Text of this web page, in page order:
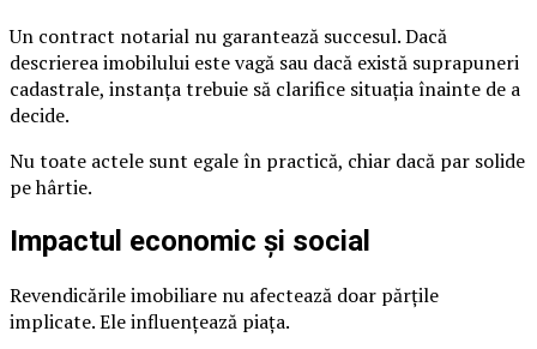
Un contract notarial nu garantează succesul. Dacă
descrierea imobilului este vagă sau dacă există suprapuneri
cadastrale, instanța trebuie să clarifice situația înainte de a
decide.
Nu toate actele sunt egale în practică, chiar dacă par solide
pe hârtie.
Impactul economic și social
Revendicările imobiliare nu afectează doar părțile
implicate. Ele influențează piața.